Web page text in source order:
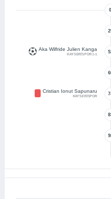
Aka Wilfride Julien Kanga
KAYSERİSPOR 1-1
Cristian Ionut Sapunaru
KAYSERİSPOR